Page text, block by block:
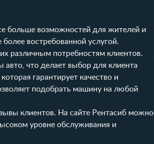
больше возможностей для жителей и
востребованной услугой.
различным потребностям клиентов.
что делает выбор для клиента
гарантирует качество и
подобрать машину на любой
клиентов. На сайте Рентасиб можно
уровне обслуживания и